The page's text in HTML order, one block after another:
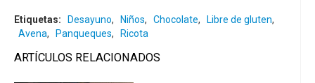
Etiquetas: Desayuno, Niños, Chocolate, Libre de gluten,
Avena, Panqueques, Ricota
ARTÍCULOS RELACIONADOS